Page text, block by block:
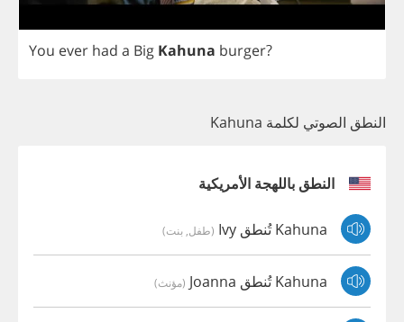
You ever had a Big Kahuna burger?
النطق الصوتي لكلمة Kahuna
النطق باللهجة الأمريكية
Kahuna تُنطق Ivy (طفل, بنت)
Kahuna تُنطق Joanna (مؤنث)